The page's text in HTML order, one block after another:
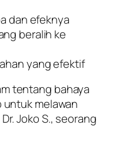
dan efeknya
beralih ke
yang efektif
tentang bahaya
untuk melawan
Joko S., seorang